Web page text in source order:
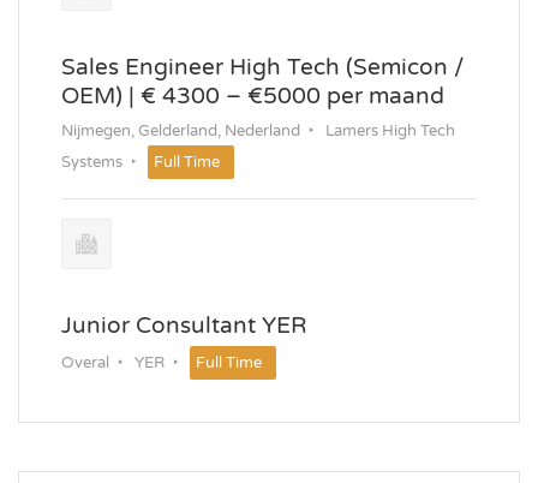
Sales Engineer High Tech (Semicon /
OEM) | € 4300 – €5000 per maand
Nijmegen, Gelderland, Nederland
Lamers High Tech
Systems
Full Time
Junior Consultant YER
Overal YER Full Time